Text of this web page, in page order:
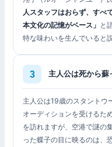
人スタッフはおらず、すべ
本文化の記憶がベース」 と
特な味わいを生んでいると
主人公は死から
主人公は19歳のスタントウ
オーディションを受けるた
を訪れますが、空港で謎の
った蝶子の目に映るのは、